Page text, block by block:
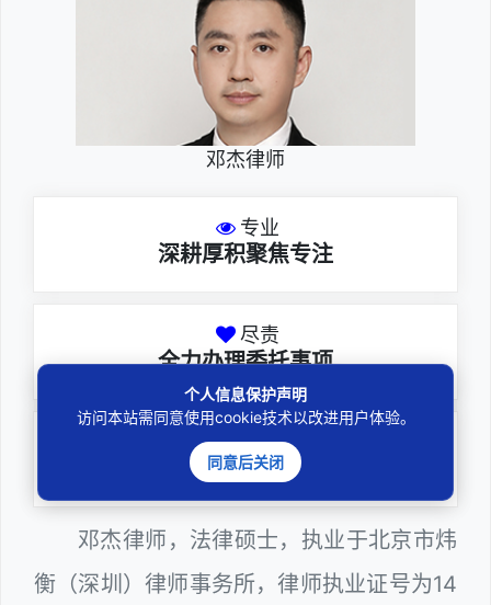
邓杰律师
专业
深耕厚积聚焦专注
尽责
全力办理委托事项
务实
扎实维护合法权益
邓杰律师，法律硕士，执业于北京市炜
衡（深圳）律师事务所，律师执业证号为14
个人信息保护声明
访问本站需同意使用cookie技术以改进用户体验。
同意后关闭